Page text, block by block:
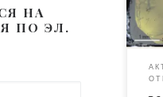
НА
ПО ЭЛ.